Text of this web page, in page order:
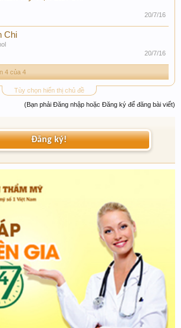
20/7/16
Chi
20/7/16
4 của 4
Tùy chọn hiển thị chủ đề
(Bạn phải Đăng nhập hoặc Đăng ký để đăng bài viết)
Đăng ký!